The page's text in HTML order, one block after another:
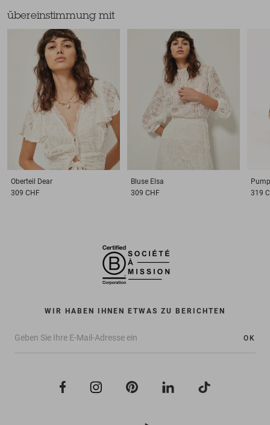
übereinstimmung mit
Oberteil Dear
309 CHF
Bluse Elsa
309 CHF
319
WIR HABEN IHNEN ETWAS ZU BERICHTEN
OK